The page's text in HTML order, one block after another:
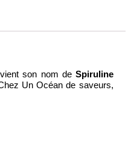
son nom deSpiruline
Un Océan de saveurs,